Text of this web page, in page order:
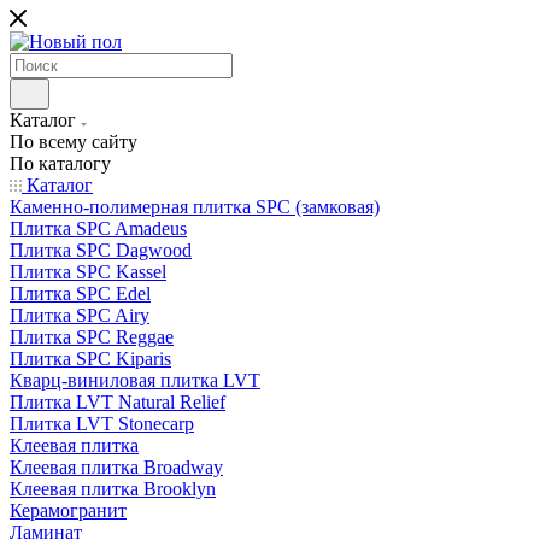
Каталог
По всему сайту
По каталогу
Каталог
Каменно-полимерная плитка SPC (замковая)
Плитка SPC Amadeus
Плитка SPC Dagwood
Плитка SPC Kassel
Плитка SPC Edel
Плитка SPC Airy
Плитка SPC Reggae
Плитка SPC Kiparis
Кварц-виниловая плитка LVT
Плитка LVT Natural Relief
Плитка LVT Stonecarp
Клеевая плитка
Клеевая плитка Broadway
Клеевая плитка Brooklyn
Керамогранит
Ламинат